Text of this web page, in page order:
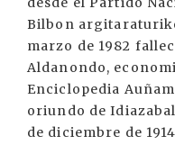
Bilbon
marzo de 1982
Aldanondo,
Enciclopedia
oriundo de
de diciembre de